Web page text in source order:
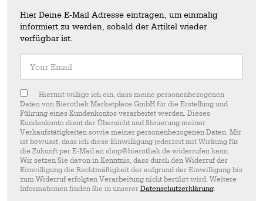
Hier Deine E-Mail Adresse eintragen, um einmalig
informiert zu werden, sobald der Artikel wieder
verfügbar ist.
Hiermit willige ich ein, dass meine personenbezogenen
Daten von Bierothek Marketplace GmbH für die Erstellung und
Führung eines Kundenkontos verarbeitet werden. Dieses
Kundenkonto dient der Übersicht und Steuerung meiner
Verkaufstätigkeiten sowie meiner personenbezogenen Daten. Mir
ist bewusst, dass ich diese Einwilligung jederzeit mit Wirkung für
die Zukunft per E-Mail an shop@bierothek.de widerrufen kann.
Wir setzen Sie davon in Kenntnis, dass durch den Widerruf der
Einwilligung die Rechtmäßigkeit der aufgrund der Einwilligung bis
zum Widerruf erfolgten Verarbeitung nicht berührt wird. Weitere
Informationen finden Sie in unserer Datenschutzerklärung.